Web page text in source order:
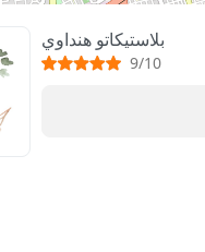
بلاستيكاتو هنداوي
9/10